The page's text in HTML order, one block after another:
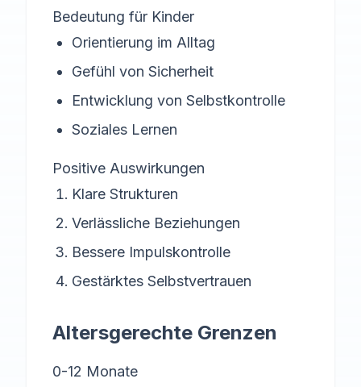
Bedeutung für Kinder
Orientierung im Alltag
Gefühl von Sicherheit
Entwicklung von Selbstkontrolle
Soziales Lernen
Positive Auswirkungen
Klare Strukturen
Verlässliche Beziehungen
Bessere Impulskontrolle
Gestärktes Selbstvertrauen
Altersgerechte Grenzen
0-12 Monate